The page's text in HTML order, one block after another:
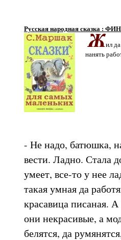
Русская народная сказка :
ил
нанять
- Не надо, батюшка,
вести. Ладно. Стала
умеет, все-то у нее
такая умная да
красавица писаная.
они некрасивые, а
белятся, да